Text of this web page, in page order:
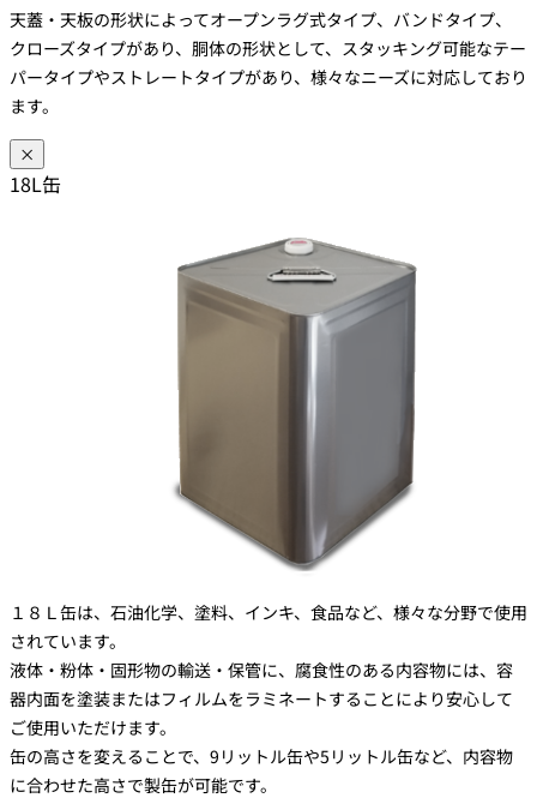
天蓋・天板の形状によってオープンラグ式タイプ、バンドタイプ、
クローズタイプがあり、胴体の形状として、スタッキング可能なテー
パータイプやストレートタイプがあり、様々なニーズに対応しており
ます。
×
18L缶
１８Ｌ缶は、石油化学、塗料、インキ、食品など、様々な分野で使用
されています。
液体・粉体・固形物の輸送・保管に、腐食性のある内容物には、容
器内面を塗装またはフィルムをラミネートすることにより安心して
ご使用いただけます。
缶の高さを変えることで、9リットル缶や5リットル缶など、内容物
に合わせた高さで製缶が可能です。